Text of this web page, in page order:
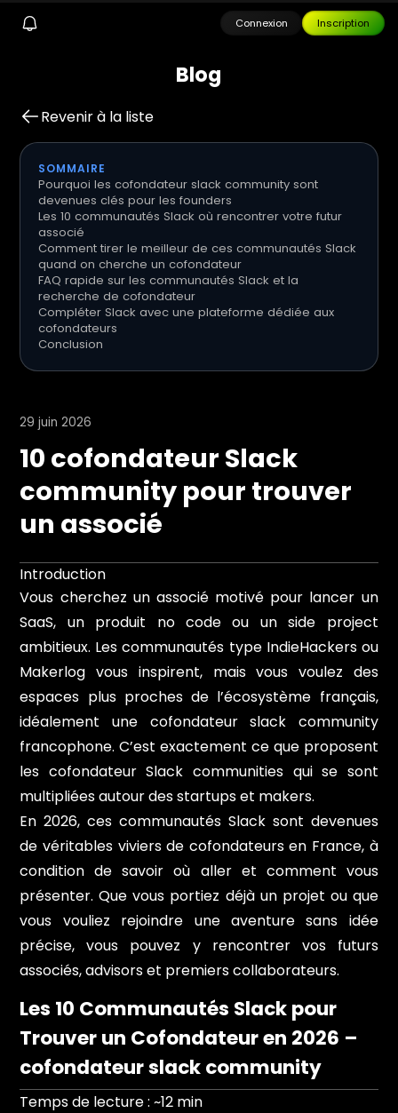
Connexion Inscription
Blog
Revenir à la liste
29 juin 2026
10 cofondateur Slack
community pour trouver
un associé
Introduction
Vous cherchez un associé motivé pour lancer un
SaaS, un produit no code ou un side project
ambitieux. Les communautés type IndieHackers ou
Makerlog vous inspirent, mais vous voulez des
espaces plus proches de l’écosystème français,
idéalement une cofondateur slack community
francophone. C’est exactement ce que proposent
les cofondateur Slack communities qui se sont
multipliées autour des startups et makers.
En 2026, ces communautés Slack sont devenues
de véritables viviers de cofondateurs en France, à
condition de savoir où aller et comment vous
présenter. Que vous portiez déjà un projet ou que
vous vouliez rejoindre une aventure sans idée
précise, vous pouvez y rencontrer vos futurs
associés, advisors et premiers collaborateurs.
Les 10 Communautés Slack pour
Trouver un Cofondateur en 2026 –
cofondateur slack community
Temps de lecture : ~12 min
SOMMAIRE
Pourquoi les cofondateur slack community sont
devenues clés pour les founders
Les 10 communautés Slack où rencontrer votre futur
associé
Comment tirer le meilleur de ces communautés Slack
quand on cherche un cofondateur
FAQ rapide sur les communautés Slack et la
recherche de cofondateur
Compléter Slack avec une plateforme dédiée aux
cofondateurs
Conclusion